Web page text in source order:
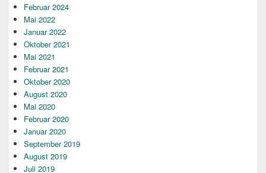
Februar 2024
Mai 2022
Januar 2022
Oktober 2021
Mai 2021
Februar 2021
Oktober 2020
August 2020
Mai 2020
Februar 2020
Januar 2020
September 2019
August 2019
Juli 2019